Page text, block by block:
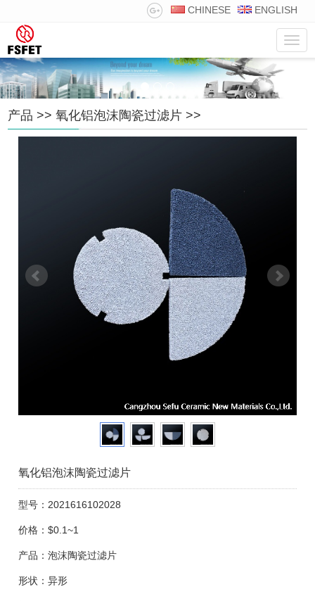
CHINESE ENGLISH
菜
单
产品 >>氧化铝泡沫陶瓷过滤片 >>
氧化铝泡沫陶瓷过滤片
型号：2021616102028
价格：$0.1~1
产品：泡沫陶瓷过滤片
形状：异形